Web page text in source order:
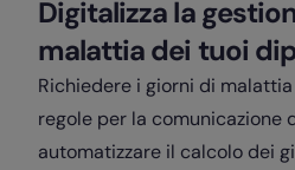
Digitalizza la
malattia dei tuoi
Richiedere i giorni di
regole per la comunicazione
automatizzare il calcolo dei